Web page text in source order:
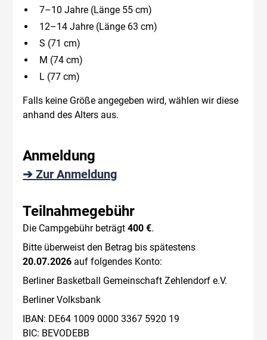
7–10 Jahre (Länge 55 cm)
12–14 Jahre (Länge 63 cm)
S (71 cm)
M (74 cm)
L (77 cm)
Falls keine Größe angegeben wird, wählen wir diese
anhand des Alters aus.
Anmeldung
➔ Zur Anmeldung
Teilnahmegebühr
Die Campgebühr beträgt400 €.
Bitte überweist den Betrag bis spätestens
20.07.2026 auf folgendes Konto:
Berliner Basketball Gemeinschaft Zehlendorf e.V.
Berliner Volksbank
IBAN: DE64 1009 0000 3367 5920 19
BIC: BEVODEBB